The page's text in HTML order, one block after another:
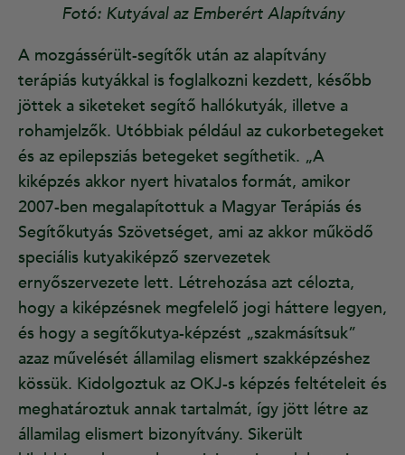
Fotó: Kutyával az Emberért Alapítvány
A mozgássérült-segítők után az alapítvány
terápiás kutyákkal is foglalkozni kezdett, később
jöttek a siketeket segítő hallókutyák, illetve a
rohamjelzők. Utóbbiak például az cukorbetegeket
és az epilepsziás betegeket segíthetik. „A
kiképzés akkor nyert hivatalos formát, amikor
2007-ben megalapítottuk a Magyar Terápiás és
Segítőkutyás Szövetséget, ami az akkor működő
speciális kutyakiképző szervezetek
ernyőszervezete lett. Létrehozása azt célozta,
hogy a kiképzésnek megfelelő jogi háttere legyen,
és hogy a segítőkutya-képzést „szakmásítsuk”
azaz művelését államilag elismert szakképzéshez
kössük. Kidolgoztuk az OKJ-s képzés feltételeit és
meghatároztuk annak tartalmát, így jött létre az
államilag elismert bizonyítvány. Sikerült